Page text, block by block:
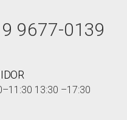
9677-0139
13:30 –17:30